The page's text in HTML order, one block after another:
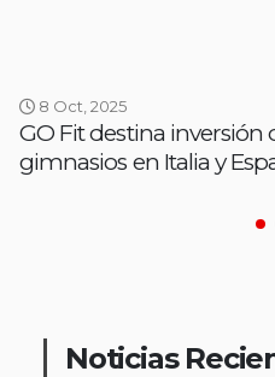
8 Oct, 2025
GO Fit destina inversión
gimnasios en Italia y
Noticias